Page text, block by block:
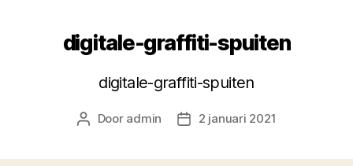
digitale-graffiti-spuiten
digitale-graffiti-spuiten
Berichtauteur
Door admin Berichtdatum
2 januari 2021